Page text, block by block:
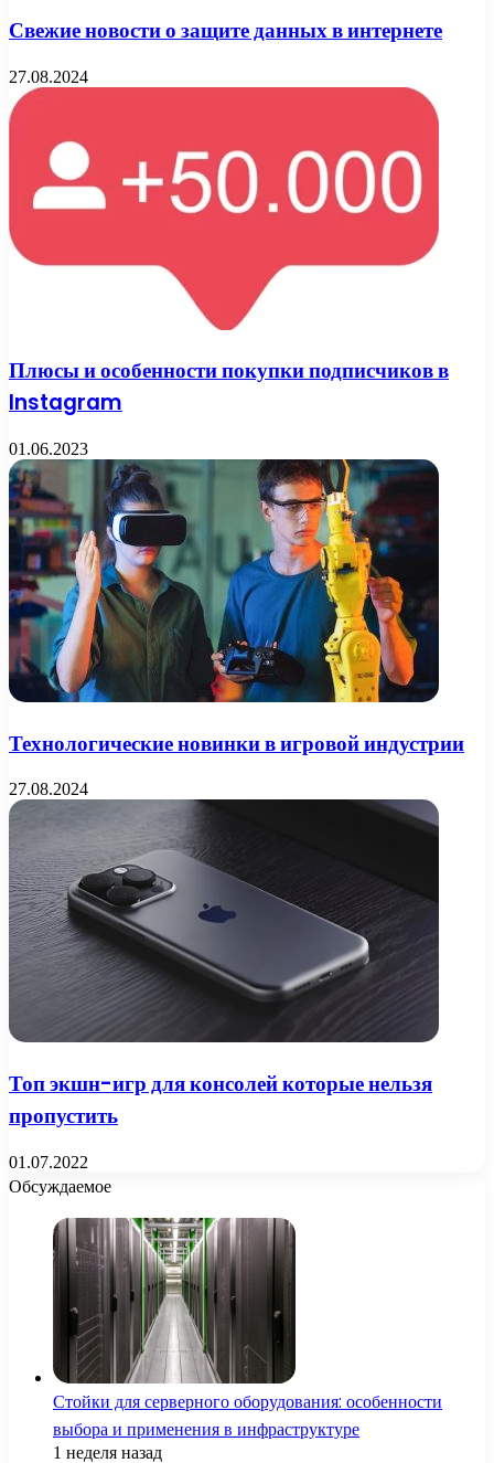
Свежие новости о защите данных в интернете
27.08.2024
Плюсы и особенности покупки подписчиков в
Instagram
01.06.2023
Технологические новинки в игровой индустрии
27.08.2024
Топ экшн-игр для консолей которые нельзя
пропустить
01.07.2022
Обсуждаемое
Стойки для серверного оборудования: особенности
выбора и применения в инфраструктуре
1 неделя назад